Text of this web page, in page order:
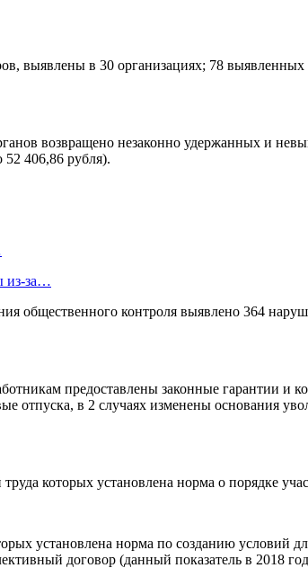
выявлены в 30 организациях; 78
возвращено незаконно удержанных и
406,86 рубля).
из-за…
общественного контроля выявлено 364
предоставлены законные гарантии
отпуска, в 2 случаях изменены основания
которых установлена норма о порядке
установлена норма по созданию условий
договор (данный показатель в 2018